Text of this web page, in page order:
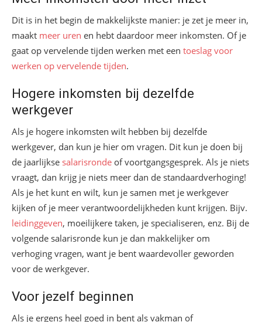
Dit is in het begin de makkelijkste manier: je zet je meer in,
maakt meer uren en hebt daardoor meer inkomsten. Of je
gaat op vervelende tijden werken met een toeslag voor
werken op vervelende tijden.
Hogere inkomsten bij dezelfde
werkgever
Als je hogere inkomsten wilt hebben bij dezelfde
werkgever, dan kun je hier om vragen. Dit kun je doen bij
de jaarlijkse salarisronde of voortgangsgesprek. Als je niets
vraagt, dan krijg je niets meer dan de standaardverhoging!
Als je het kunt en wilt, kun je samen met je werkgever
kijken of je meer verantwoordelijkheden kunt krijgen. Bijv.
leidinggeven, moeilijkere taken, je specialiseren, enz. Bij de
volgende salarisronde kun je dan makkelijker om
verhoging vragen, want je bent waardevoller geworden
voor de werkgever.
Voor jezelf beginnen
Als je ergens heel goed in bent als vakman of